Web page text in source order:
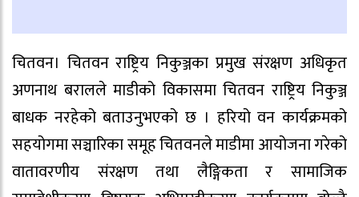
चितवन। चितवन राष्ट्रिय निकुञ्जका प्रमुख संरक्षण अधिकृत
अणनाथ बरालले माडीको विकासमा चितवन राष्ट्रिय निकुञ्ज
बाधक नरहेको बताउनुभएको छ । हरियो वन कार्यक्रमको
सहयोगमा सञ्चारिका समूह चितवनले माडीमा आयोजना गरेको
वातावरणीय संरक्षण तथा लैङ्गिकता र सामाजिक